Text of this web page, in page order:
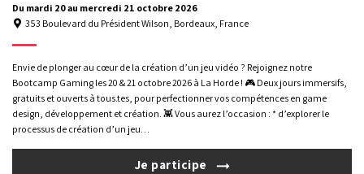
Du mardi 20au mercredi 21 octobre 2026
353 Boulevard du Président Wilson, Bordeaux, France
Envie de plonger au cœur de la création d’un jeu vidéo ? Rejoignez notre
Bootcamp Gaming les 20 & 21 octobre 2026 à La Horde ! 🎮 Deux jours immersifs,
gratuits et ouverts à tous.tes, pour perfectionner vos compétences en game
design, développement et création. 👾 Vous aurez l’occasion : * d’explorer le
processus de création d’un jeu…
Je participe
Gérer la confidentialité Mentions légales Formations professionnelles
Livret
d'accueil
Certificat
Qualiopi
contacter pour organiser votre accueil dans les meilleures conditions.
Nous utilisons des cookies pour vous offrir la meilleure expérience
sur notre site. Pour en savoir plus sur les cookies utilisés, gérez
vos
préférences . Pour plus d'informations,
consultez notre
politique de confidentialité
Tout accepter
Tout refuser